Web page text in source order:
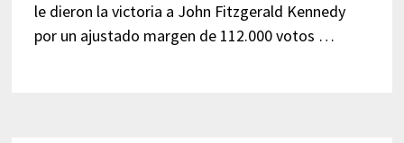
le dieron la victoria a John Fitzgerald Kennedy
por un ajustado margen de 112.000 votos …